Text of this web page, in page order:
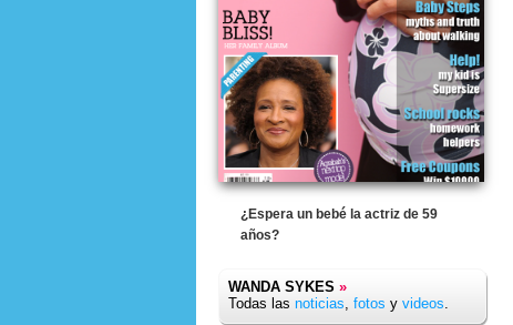
¿Espera un bebé la actriz de 59
años?
WANDA SYKES »
Todas las noticias, fotos y videos.